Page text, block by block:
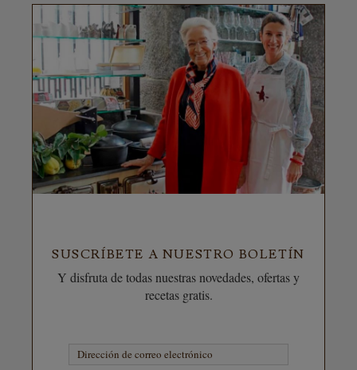
SUSCRÍBETE A NUESTRO BOLETÍN
Y disfruta de todas nuestras novedades, ofertas y
recetas gratis.